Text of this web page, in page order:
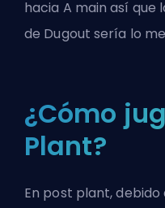
hacia A main así que
de Dugout sería lo
¿Cómo
Plant?
En post plant,